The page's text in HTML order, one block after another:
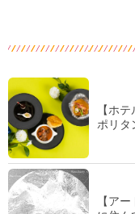
【ホ
ポリタ
【ア